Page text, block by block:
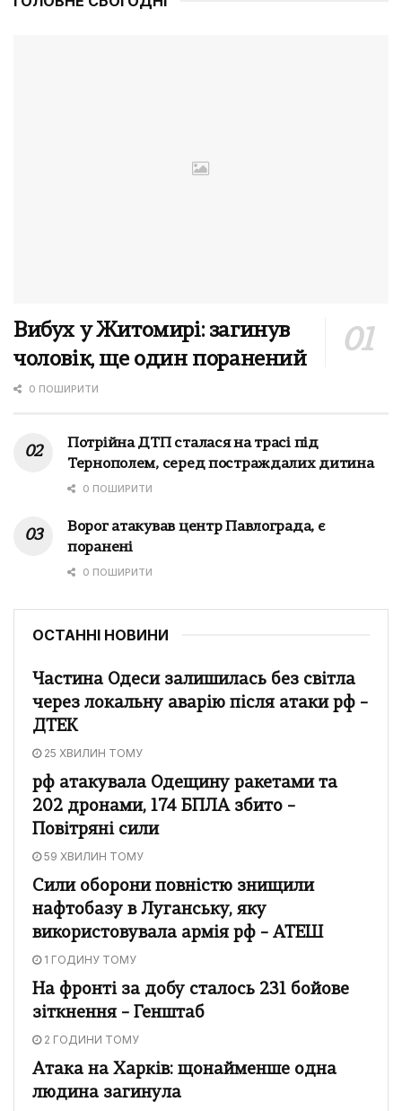
Вибух у Житомирі: загинув
чоловік, ще один поранений
0 ПОШИРИТИ
Потрійна ДТП сталася на трасі під
Тернополем, серед постраждалих дитина
0 ПОШИРИТИ
Ворог атакував центр Павлограда, є
поранені
0 ПОШИРИТИ
ОСТАННІ НОВИНИ
Частина Одеси залишилась без світла
через локальну аварію після атаки рф –
ДТЕК
25 ХВИЛИН ТОМУ
рф атакувала Одещину ракетами та
202 дронами, 174 БПЛА збито –
Повітряні сили
59 ХВИЛИН ТОМУ
Сили оборони повністю знищили
нафтобазу в Луганську, яку
використовувала армія рф – АТЕШ
1 ГОДИНУ ТОМУ
На фронті за добу сталось 231 бойове
зіткнення – Генштаб
2 ГОДИНИ ТОМУ
Атака на Харків: щонайменше одна
людина загинула